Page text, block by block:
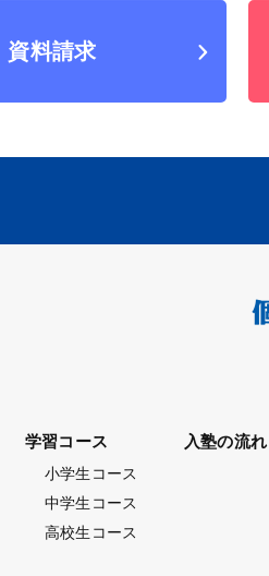
資料請求
学習コース
小学生コース
中学生コース
高校生コース
入塾の流れ